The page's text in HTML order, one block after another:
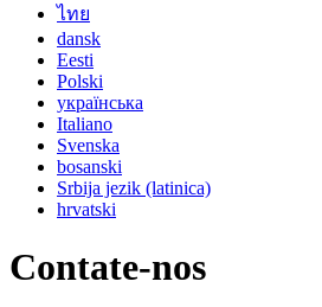
ไทย
dansk
Eesti
Polski
українська
Italiano
Svenska
bosanski
Srbija jezik (latinica)
hrvatski
Contate-nos